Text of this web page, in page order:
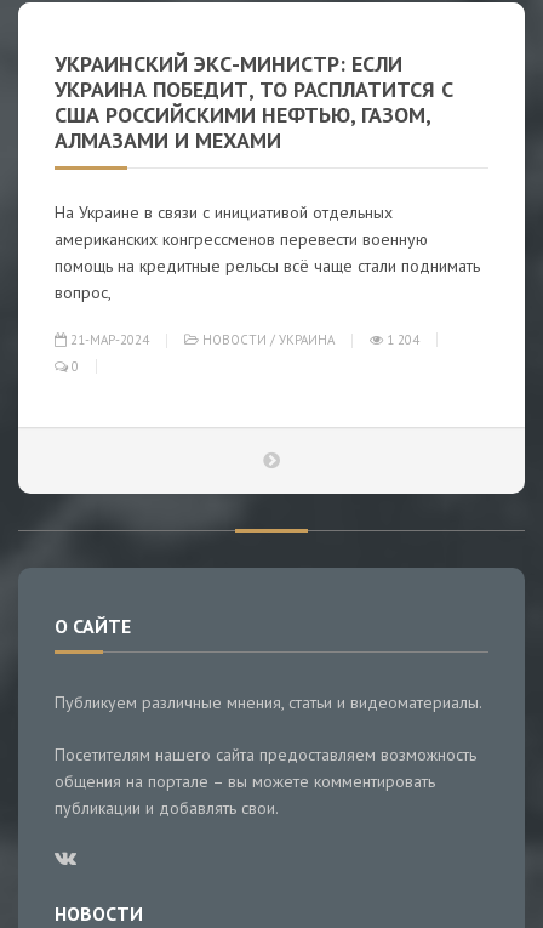
УКРАИНСКИЙ ЭКС-МИНИСТР: ЕСЛИ
УКРАИНА ПОБЕДИТ, ТО РАСПЛАТИТСЯ С
США РОССИЙСКИМИ НЕФТЬЮ, ГАЗОМ,
АЛМАЗАМИ И МЕХАМИ
На Украине в связи с инициативой отдельных
американских конгрессменов перевести военную
помощь на кредитные рельсы всё чаще стали поднимать
вопрос,
21-МАР-2024 НОВОСТИ / УКРАИНА
1 204
0
О САЙТЕ
Публикуем различные мнения, статьи и видеоматериалы.
Посетителям нашего сайта предоставляем возможность
общения на портале – вы можете комментировать
публикации и добавлять свои.
НОВОСТИ